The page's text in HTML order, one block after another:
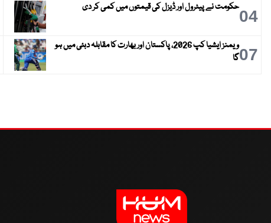
04حکومت نے پیٹرول اور ڈیزل کی قیمتوں میں کمی کر دی
07
ویمنز ایشیا کپ 2026، پاکستان اور بھارت کا مقابلہ دبئی میں ہو
گا